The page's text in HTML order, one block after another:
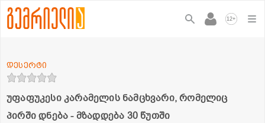
12+
უფაფუკესი კარამელის ნამცხვარი, რომელიც
პირში დნება - მზადდება 30 წუთში
დესერტი